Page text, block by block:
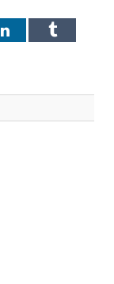
LinkedInTumblr